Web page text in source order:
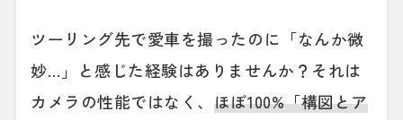
ツーリング先で愛車を撮ったのに「なんか微
妙…」と感じた経験はありませんか？それは
カメラの性能ではなく、 ほぼ100%「構図とア